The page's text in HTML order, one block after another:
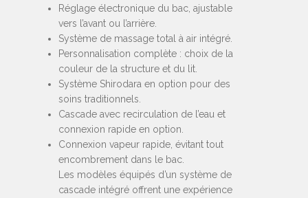
Réglage électronique du bac, ajustable
vers l’avant ou l’arrière.
Système de massage total à air intégré.
Personnalisation complète : choix de la
couleur de la structure et du lit.
Système Shirodara en option pour des
soins traditionnels.
Cascade avec recirculation de l’eau et
connexion rapide en option.
Connexion vapeur rapide, évitant tout
encombrement dans le bac.
Les modèles équipés d’un système de
cascade intégré offrent une expérience